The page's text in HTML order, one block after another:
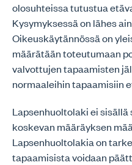
olosuhteissa tutustua
Kysymyksessä on lähes
Oikeuskäytännössä on
määrätään toteutumaan
valvottujen tapaamisten
normaaleihin tapaamisiin
Lapsenhuoltolaki ei
koskevan määräyksen
Lapsenhuoltolakia on
tapaamisista voidaan